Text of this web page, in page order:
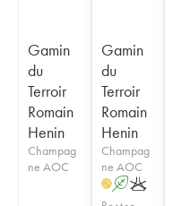
Gamin
du
Terroir
Romain
Henin
Champag
ne AOC
Gamin
du
Terroir
Romain
Henin
Champag
ne AOC
HAK